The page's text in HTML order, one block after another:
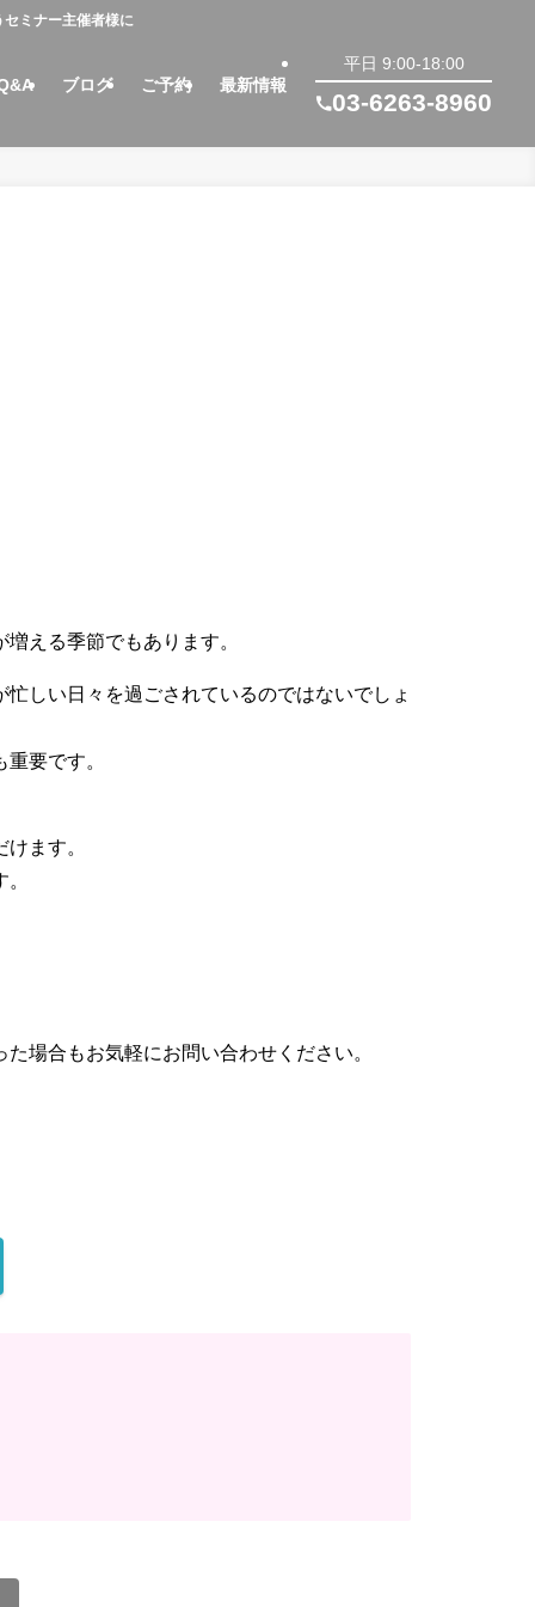
ミナー主催者様に
ブログ ご予約 最新情報
平日 9:00-18:00
03-6263-8960
える季節でもあります。
しい日々を過ごされているのではないでしょ
要です。
ます。
場合もお気軽にお問い合わせください。